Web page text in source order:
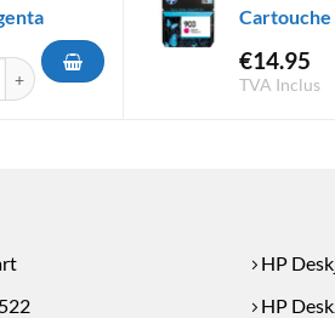
Cartouche d'encre HP 363 Magenta
Cartouche
€14.95
TVA Inclus
HP
HP